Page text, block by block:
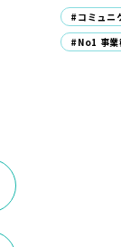
#コミュニ
#No1 事業